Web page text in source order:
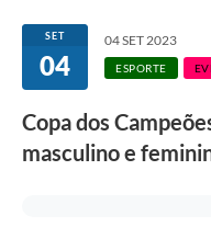
SET
04
04 SET 2023
ESPORTE
Copa dos
masculino e